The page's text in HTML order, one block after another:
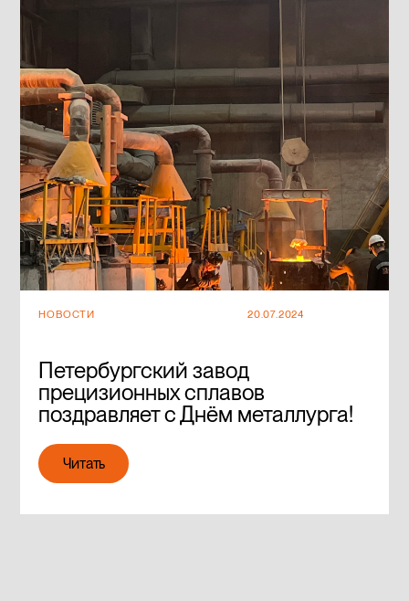
НОВОСТИ 20.07.2024
Петербургский завод
прецизионных сплавов
поздравляет с Днём металлурга!
Читать
Читать